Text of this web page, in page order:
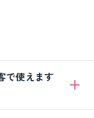
で使えます